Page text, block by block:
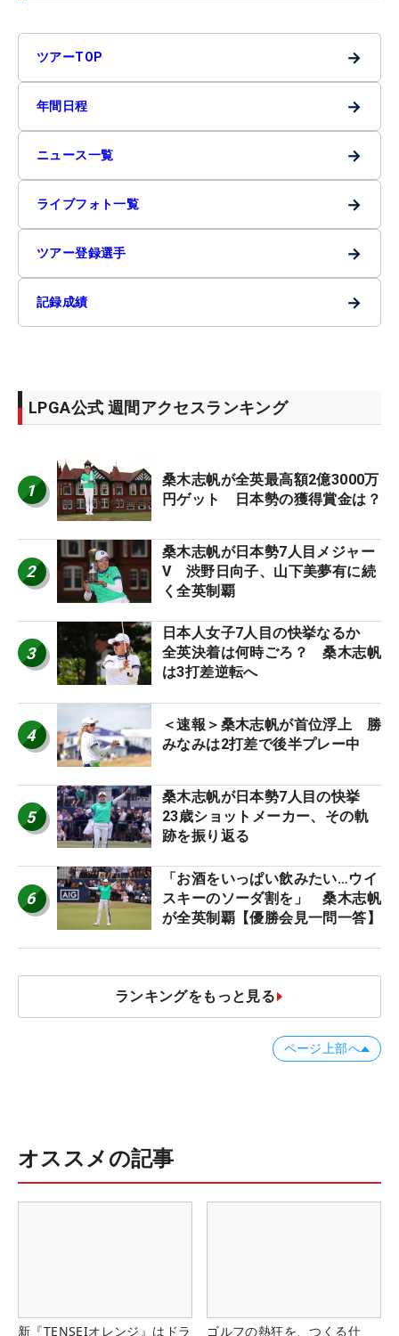
ツアーTOP →
年間日程 →
ニュース一覧 →
ライブフォト一覧 →
ツアー登録選手 →
記録成績 →
LPGA公式 週間アクセスランキング
1
桑木志帆が全英最高額2億3000万
円ゲット 日本勢の獲得賞金は？
2
桑木志帆が日本勢7人目メジャー
V 渋野日向子、山下美夢有に続
く全英制覇
3
日本人女子7人目の快挙なるか
全英決着は何時ごろ？ 桑木志帆
は3打差逆転へ
4
＜速報＞桑木志帆が首位浮上 勝
みなみは2打差で後半プレー中
5
桑木志帆が日本勢7人目の快挙
23歳ショットメーカー、その軌
跡を振り返る
6
「お酒をいっぱい飲みたい…ウイ
スキーのソーダ割を」 桑木志帆
が全英制覇【優勝会見一問一答】
ランキングをもっと見る
ページ上部へ
オススメの記事
新『TENSEIオレンジ』はドラ ゴルフの熱狂を、つくる仕